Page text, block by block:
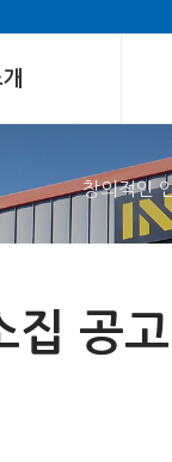
창의적인
집 공고